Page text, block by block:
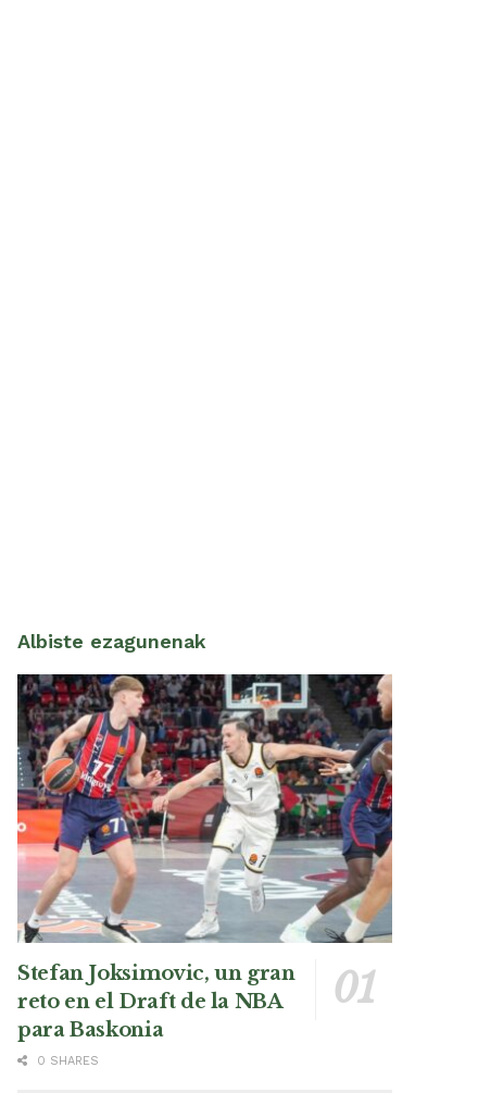
Albiste ezagunenak
Stefan Joksimovic, un gran
reto en el Draft de la NBA
para Baskonia
0 SHARES